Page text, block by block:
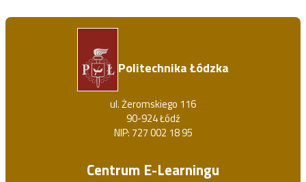
Politechnika Łódzka
ul. Żeromskiego 116
90-924 Łódź
NIP: 727 002 18 95
Centrum E-Learningu